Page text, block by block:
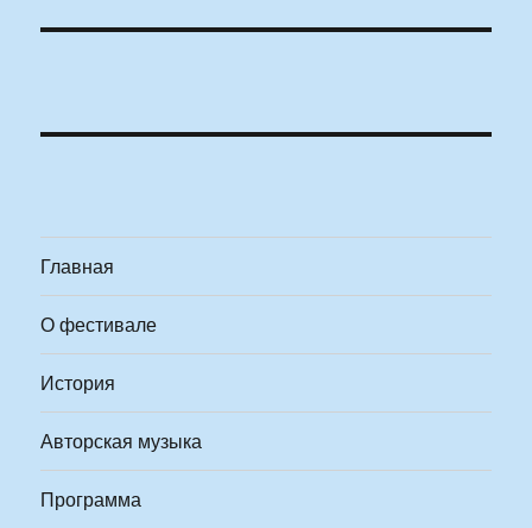
Главная
О фестивале
История
Авторская музыка
Программа